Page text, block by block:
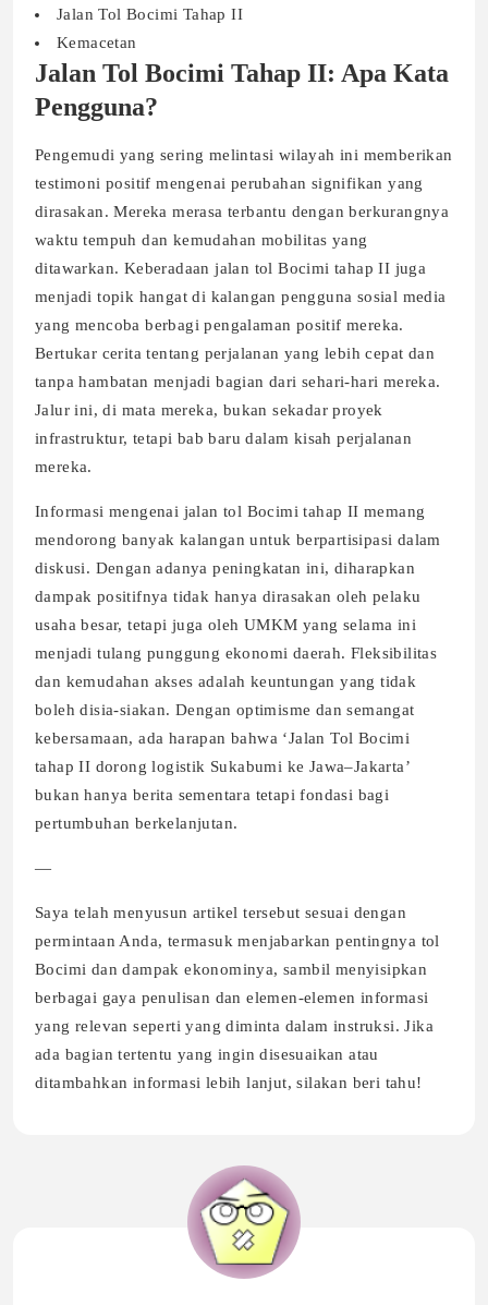
Jalan Tol Bocimi Tahap II
Kemacetan
Jalan Tol Bocimi Tahap II: Apa Kata
Pengguna?
Pengemudi yang sering melintasi wilayah ini memberikan
testimoni positif mengenai perubahan signifikan yang
dirasakan. Mereka merasa terbantu dengan berkurangnya
waktu tempuh dan kemudahan mobilitas yang
ditawarkan. Keberadaan jalan tol Bocimi tahap II juga
menjadi topik hangat di kalangan pengguna sosial media
yang mencoba berbagi pengalaman positif mereka.
Bertukar cerita tentang perjalanan yang lebih cepat dan
tanpa hambatan menjadi bagian dari sehari-hari mereka.
Jalur ini, di mata mereka, bukan sekadar proyek
infrastruktur, tetapi bab baru dalam kisah perjalanan
mereka.
Informasi mengenai jalan tol Bocimi tahap II memang
mendorong banyak kalangan untuk berpartisipasi dalam
diskusi. Dengan adanya peningkatan ini, diharapkan
dampak positifnya tidak hanya dirasakan oleh pelaku
usaha besar, tetapi juga oleh UMKM yang selama ini
menjadi tulang punggung ekonomi daerah. Fleksibilitas
dan kemudahan akses adalah keuntungan yang tidak
boleh disia-siakan. Dengan optimisme dan semangat
kebersamaan, ada harapan bahwa ‘Jalan Tol Bocimi
tahap II dorong logistik Sukabumi ke Jawa–Jakarta’
bukan hanya berita sementara tetapi fondasi bagi
pertumbuhan berkelanjutan.
—
Saya telah menyusun artikel tersebut sesuai dengan
permintaan Anda, termasuk menjabarkan pentingnya tol
Bocimi dan dampak ekonominya, sambil menyisipkan
berbagai gaya penulisan dan elemen-elemen informasi
yang relevan seperti yang diminta dalam instruksi. Jika
ada bagian tertentu yang ingin disesuaikan atau
ditambahkan informasi lebih lanjut, silakan beri tahu!